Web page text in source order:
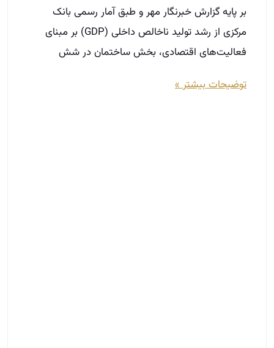
بر پایه گزارش خبرنگار مهر و طبق آمار رسمی بانک
مرکزی از رشد تولید ناخالص داخلی (GDP) بر مبنای
فعالیت‌های اقتصادی، بخش ساختمان در شش
توضیحات بیشتر »